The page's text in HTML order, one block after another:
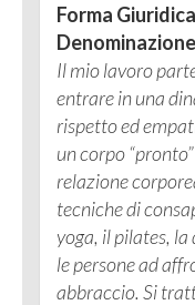
Forma
Il mio lavoro
entrare in una
rispetto ed
un corpo
relazione
tecniche di
yoga, il pilates,
le persone ad
abbraccio. Si